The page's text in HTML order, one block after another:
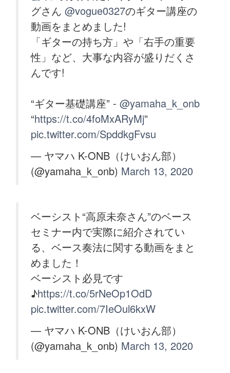
グさん @vogue0327のギター講座の
動画をまとめました!
「ギターの持ち方」や「右手の重要
性」など、大事な内容が盛りだくさ
んです!
“ギター基礎講座” - @yamaha_k_onb
“https://t.co/4foMxARyMj”
pic.twitter.com/SpddkgFvsu
— ヤマハ K-ONB（けいおん部）
(@yamaha_k_onb) March 13, 2020
ベーシスト“高原未奈さん”のベース
セミナー内で実際に紹介されてい
る、ベース奏法に関する動画をまと
めました！
ベーシスト必見です
♪https://t.co/5rNeOp1OdD
pic.twitter.com/7IeOul6kxW
— ヤマハ K-ONB（けいおん部）
(@yamaha_k_onb) March 13, 2020